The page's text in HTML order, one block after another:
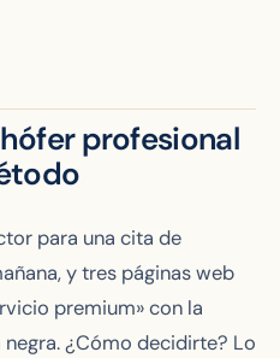
profesional
para una cita de
y tres páginas web
premium» con la
¿Cómo decidirte? Lo